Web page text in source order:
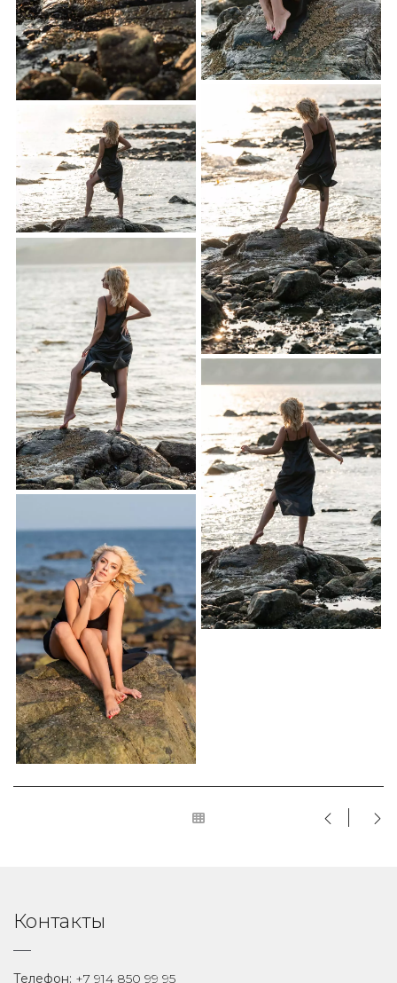
Контакты
Телефон: +7 914 850 99 95